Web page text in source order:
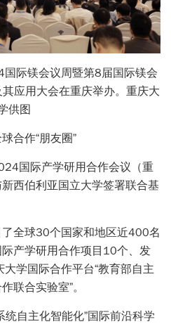
际镁会议周暨第8届国际镁会
应用大会在重庆举办。重庆大
供图
合作“朋友圈”
国际产学研用合作会议（重
西伯利亚国立大学签署联合基
全球30个国家和地区近400名
产学研用合作项目10个、发
学国际合作平台“教育部自主
联合实验室”。
统自主化智能化”国际前沿科学